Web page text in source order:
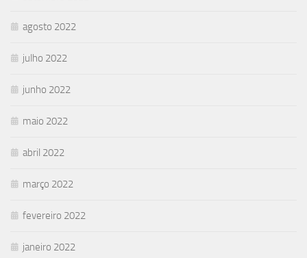
agosto 2022
julho 2022
junho 2022
maio 2022
abril 2022
março 2022
fevereiro 2022
janeiro 2022